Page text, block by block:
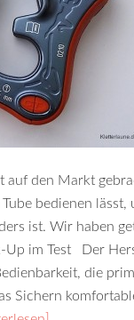
auf den Markt
bedienen lässt,
ist. Wir haben
Up im Test Der
die
Sichern